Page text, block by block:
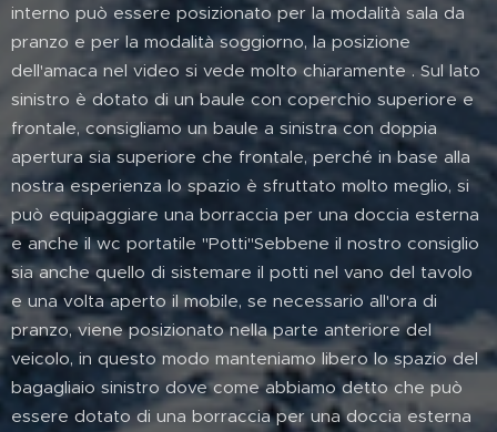
interno può essere posizionato per la modalità sala da
pranzo e per la modalità soggiorno, la posizione
dell'amaca nel video si vede molto chiaramente . Sul lato
sinistro è dotato di un baule con coperchio superiore e
frontale, consigliamo un baule a sinistra con doppia
apertura sia superiore che frontale, perché in base alla
nostra esperienza lo spazio è sfruttato molto meglio, si
può equipaggiare una borraccia per una doccia esterna
e anche il wc portatile "Potti"Sebbene il nostro consiglio
sia anche quello di sistemare il potti nel vano del tavolo
e una volta aperto il mobile, se necessario all'ora di
pranzo, viene posizionato nella parte anteriore del
veicolo, in questo modo manteniamo libero lo spazio del
bagagliaio sinistro dove come abbiamo detto che può
essere dotato di una borraccia per una doccia esterna